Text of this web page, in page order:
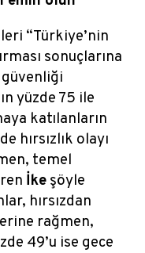
“Türkiye’nin
sonuçlarına
yüzde 75 ile
katılanların
hırsızlık olayı
temel
İke şöyle
hırsızdan
rağmen,
49’u ise gece